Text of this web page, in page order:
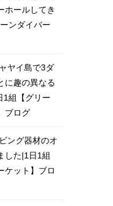
ホールしてき
ンダイバー
ヤイ島で3ダ
に趣の異なる
1組【グリー
ブログ
ング器材のオ
した|1日1組
ケット】ブロ